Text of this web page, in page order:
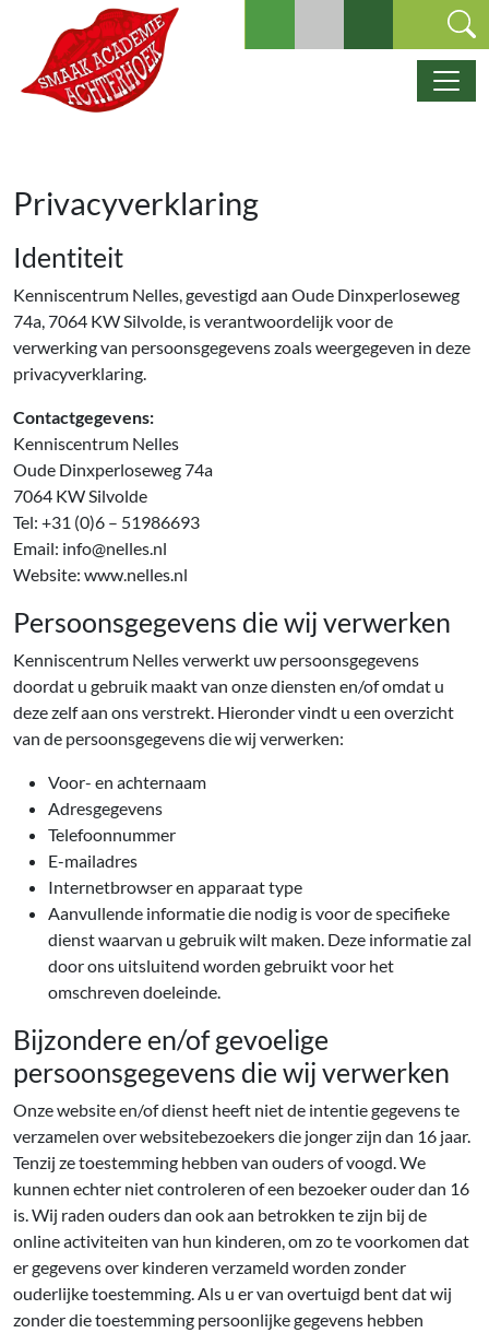
Ga naar de inhoud
Hoofdnavigatie
Privacyverklaring
Identiteit
Kenniscentrum Nelles, gevestigd aan Oude Dinxperloseweg
74a, 7064 KW Silvolde, is verantwoordelijk voor de
verwerking van persoonsgegevens zoals weergegeven in deze
privacyverklaring.
Contactgegevens:
Kenniscentrum Nelles
Oude Dinxperloseweg 74a
7064 KW Silvolde
Tel: +31 (0)6 – 51986693
Email: info@nelles.nl
Website: www.nelles.nl
Persoonsgegevens die wij verwerken
Kenniscentrum Nelles verwerkt uw persoonsgegevens
doordat u gebruik maakt van onze diensten en/of omdat u
deze zelf aan ons verstrekt. Hieronder vindt u een overzicht
van de persoonsgegevens die wij verwerken:
Voor- en achternaam
Adresgegevens
Telefoonnummer
E-mailadres
Internetbrowser en apparaat type
Aanvullende informatie die nodig is voor de specifieke
dienst waarvan u gebruik wilt maken. Deze informatie zal
door ons uitsluitend worden gebruikt voor het
omschreven doeleinde.
Bijzondere en/of gevoelige
persoonsgegevens die wij verwerken
Onze website en/of dienst heeft niet de intentie gegevens te
verzamelen over websitebezoekers die jonger zijn dan 16 jaar.
Tenzij ze toestemming hebben van ouders of voogd. We
kunnen echter niet controleren of een bezoeker ouder dan 16
is. Wij raden ouders dan ook aan betrokken te zijn bij de
online activiteiten van hun kinderen, om zo te voorkomen dat
er gegevens over kinderen verzameld worden zonder
ouderlijke toestemming. Als u er van overtuigd bent dat wij
zonder die toestemming persoonlijke gegevens hebben